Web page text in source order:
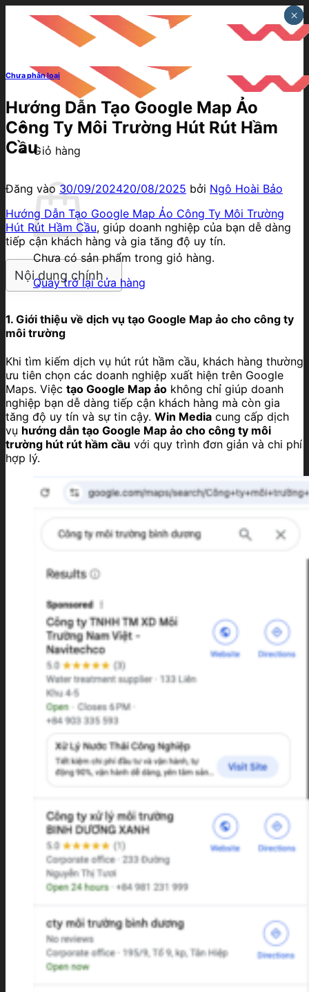
Giỏ hàng
Chưa có sản phẩm trong giỏ hàng.
Quay trở lại cửa hàng
Chưa phân loại
Hướng Dẫn Tạo Google Map Ảo
Công Ty Môi Trường Hút Rút Hầm
Cầu
Đăng vào30/09/202420/08/2025 bởi Ngô Hoài Bảo
Hướng Dẫn Tạo Google Map Ảo Công Ty Môi Trường
Hút Rút Hầm Cầu, giúp doanh nghiệp của bạn dễ dàng
tiếp cận khách hàng và gia tăng độ uy tín.
Nội dung chính
1. Giới thiệu về dịch vụ tạo Google Map ảo cho công ty
môi trường
Khi tìm kiếm dịch vụ hút rút hầm cầu, khách hàng thường
ưu tiên chọn các doanh nghiệp xuất hiện trên Google
Maps. Việc tạo Google Map ảo không chỉ giúp doanh
nghiệp bạn dễ dàng tiếp cận khách hàng mà còn gia
tăng độ uy tín và sự tin cậy. Win Media cung cấp dịch
vụ hướng dẫn tạo Google Map ảo cho công ty môi
trường hút rút hầm cầu với quy trình đơn giản và chi phí
hợp lý.
×
×
×